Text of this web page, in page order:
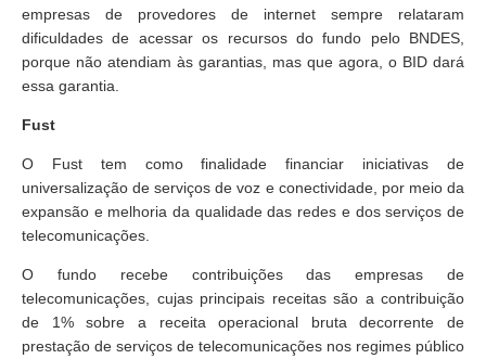
empresas de provedores de internet sempre relataram
dificuldades de acessar os recursos do fundo pelo BNDES,
porque não atendiam às garantias, mas que agora, o BID dará
essa garantia.
Fust
O Fust tem como finalidade financiar iniciativas de
universalização de serviços de voz e conectividade, por meio da
expansão e melhoria da qualidade das redes e dos serviços de
telecomunicações.
O fundo recebe contribuições das empresas de
telecomunicações, cujas principais receitas são a contribuição
de 1% sobre a receita operacional bruta decorrente de
prestação de serviços de telecomunicações nos regimes público